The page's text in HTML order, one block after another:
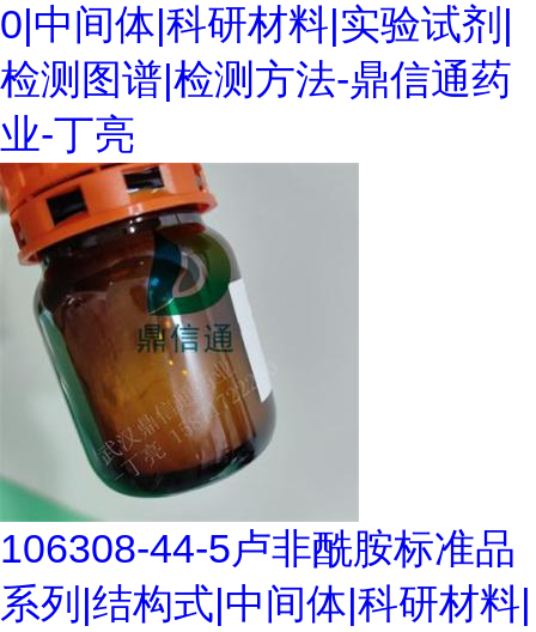
0|中间体|科研材料|实验试剂|
检测图谱|检测方法-鼎信通药
业-丁亮
106308-44-5卢非酰胺标准品
系列|结构式|中间体|科研材料|